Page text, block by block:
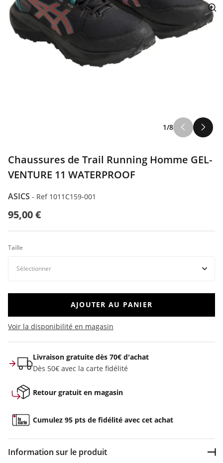
1/8
Chaussures de Trail Running Homme GEL-
VENTURE 11 WATERPROOF
ASICS - Ref 1011C159-001
95,00 €
Taille
AJOUTER AU PANIER
Voir la disponibilité en magasin
Livraison gratuite dès 70€ d'achat
Dès 50€ avec la carte fidélité
Retour gratuit en magasin
Cumulez 95 pts de fidélité avec cet achat
Information sur le produit